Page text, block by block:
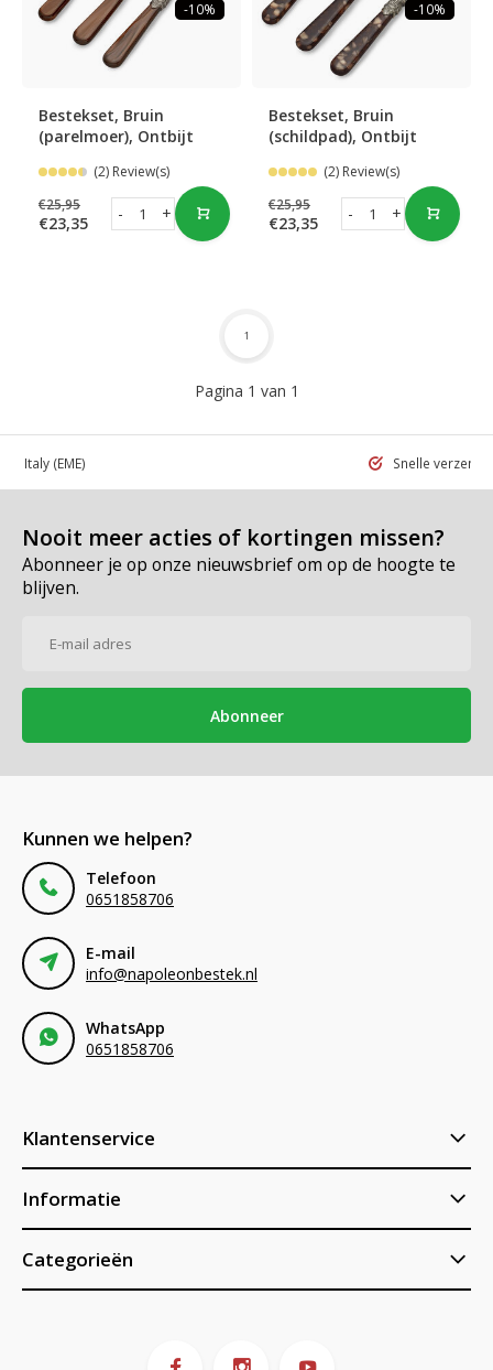
-10%
Bestekset, Bruin
(parelmoer), Ontbijt
(2) Review(s)
€25,95
€23,35 +
-
-10%
Bestekset, Bruin
(schildpad), Ontbijt
(2) Review(s)
€25,95
€23,35 +
-
Pagina 1 van 1
1
in Italy (EME) Snelle
Nooit meer acties of kortingen missen?
Abonneer je op onze nieuwsbrief om op de hoogte te
blijven.
Abonneer
Kunnen we helpen?
Telefoon
0651858706
E-mail
info@napoleonbestek.nl
WhatsApp
0651858706
Klantenservice
Informatie
Categorieën